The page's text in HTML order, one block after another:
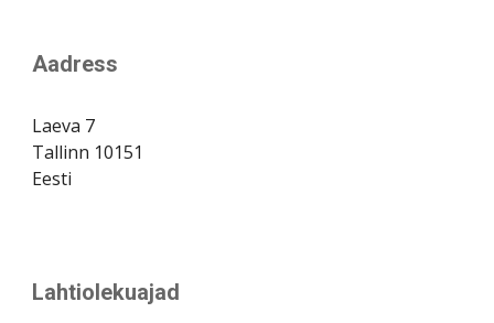
Aadress
Laeva 7
Tallinn 10151
Eesti
Lahtiolekuajad